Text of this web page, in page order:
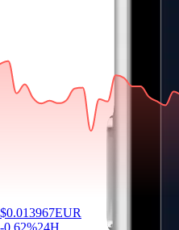
$0.013967EUR
-0.62%24H